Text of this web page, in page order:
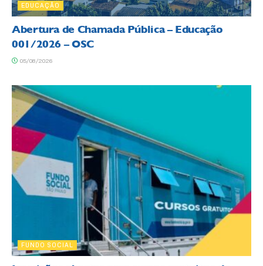
EDUCAÇÃO
Abertura de Chamada Pública – Educação
001/2026 – OSC
05/08/2026
FUNDO SOCIAL